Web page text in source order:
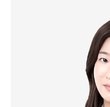
前더바른한의원 진료원장